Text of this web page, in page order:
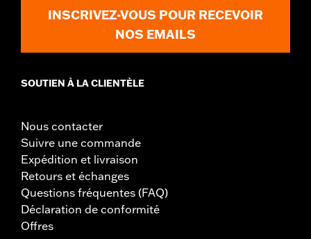
INSCRIVEZ-VOUS POUR RECEVOIR
NOS EMAILS
SOUTIEN À LA CLIENTÈLE
Nous contacter
Suivre une commande
Expédition et livraison
Retours et échanges
Questions fréquentes (FAQ)
Déclaration de conformité
Offres